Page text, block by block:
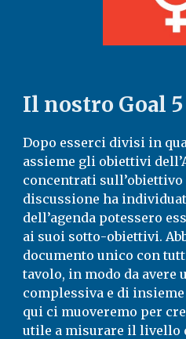
Il nostro Goal 5
Dopo esserci divisi in
assieme gli obiettivi
concentrati sull’obiettivo
discussione ha
dell’agenda potessero
ai suoi sotto-obiettivi.
documento unico con
tavolo, in modo da avere
complessiva e di
qui ci muoveremo per
utile a misurare il livello